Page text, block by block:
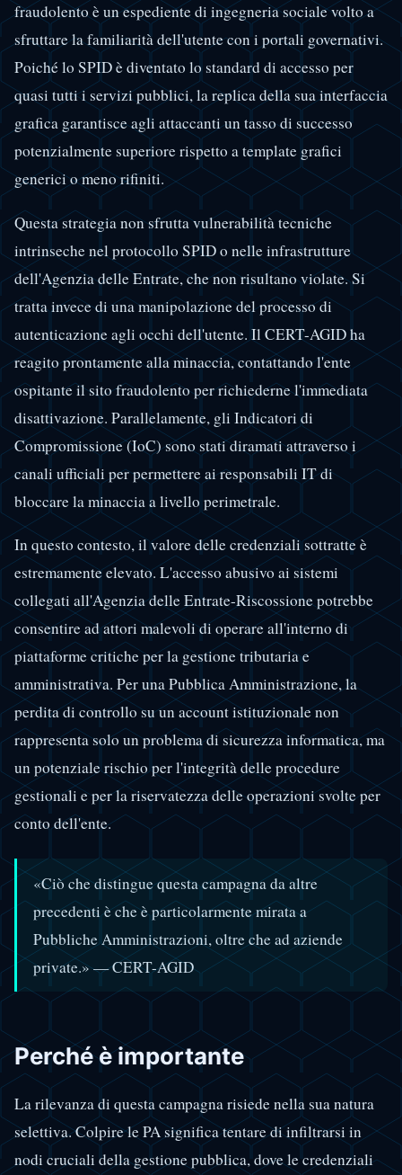
fraudolento è un espediente di ingegneria sociale volto a
sfruttare la familiarità dell'utente con i portali governativi.
Poiché lo SPID è diventato lo standard di accesso per
quasi tutti i servizi pubblici, la replica della sua interfaccia
grafica garantisce agli attaccanti un tasso di successo
potenzialmente superiore rispetto a template grafici
generici o meno rifiniti.
Questa strategia non sfrutta vulnerabilità tecniche
intrinseche nel protocollo SPID o nelle infrastrutture
dell'Agenzia delle Entrate, che non risultano violate. Si
tratta invece di una manipolazione del processo di
autenticazione agli occhi dell'utente. Il CERT-AGID ha
reagito prontamente alla minaccia, contattando l'ente
ospitante il sito fraudolento per richiederne l'immediata
disattivazione. Parallelamente, gli Indicatori di
Compromissione (IoC) sono stati diramati attraverso i
canali ufficiali per permettere ai responsabili IT di
bloccare la minaccia a livello perimetrale.
In questo contesto, il valore delle credenziali sottratte è
estremamente elevato. L'accesso abusivo ai sistemi
collegati all'Agenzia delle Entrate-Riscossione potrebbe
consentire ad attori malevoli di operare all'interno di
piattaforme critiche per la gestione tributaria e
amministrativa. Per una Pubblica Amministrazione, la
perdita di controllo su un account istituzionale non
rappresenta solo un problema di sicurezza informatica, ma
un potenziale rischio per l'integrità delle procedure
gestionali e per la riservatezza delle operazioni svolte per
conto dell'ente.
«Ciò che distingue questa campagna da altre
precedenti è che è particolarmente mirata a
Pubbliche Amministrazioni, oltre che ad aziende
private.» — CERT-AGID
Perché è importante
La rilevanza di questa campagna risiede nella sua natura
selettiva. Colpire le PA significa tentare di infiltrarsi in
nodi cruciali della gestione pubblica, dove le credenziali